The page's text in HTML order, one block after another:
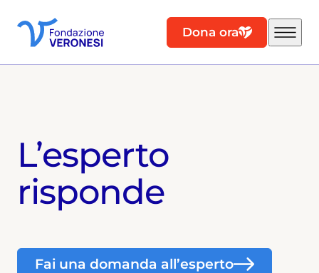
Dona ora
L’esperto
risponde
Fai una domanda all’esperto